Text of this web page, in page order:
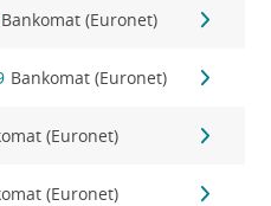
Bankomat (Euronet)
Bankomat (Euronet)
(Euronet)
(Euronet)